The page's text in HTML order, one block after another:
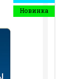
Новинка